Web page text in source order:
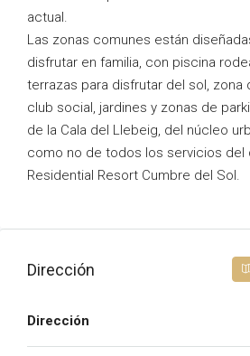
actual.
Las zonas comunes están
disfrutar en familia, con piscina
terrazas para disfrutar del sol, zona
club social, jardines y zonas de
de la Cala del Llebeig, del núcleo
como no de todos los servicios del
Residential Resort Cumbre del Sol.
Dirección
Dirección